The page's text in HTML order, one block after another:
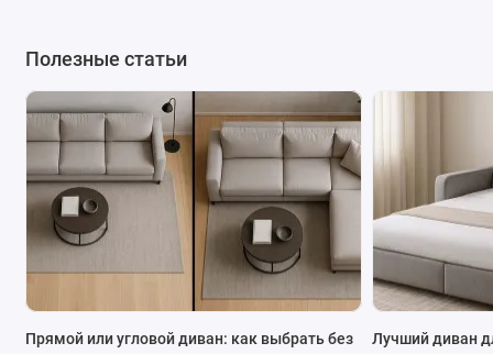
Полезные статьи
Прямой или угловой диван: как выбрать без
Лучший диван